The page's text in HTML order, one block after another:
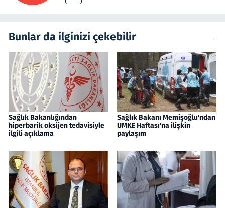
Bunlar da ilginizi çekebilir
Sağlık Bakanlığından
hiperbarik oksijen tedavisiyle
ilgili açıklama
Sağlık Bakanı Memişoğlu'ndan
UMKE Haftası'na ilişkin
paylaşım